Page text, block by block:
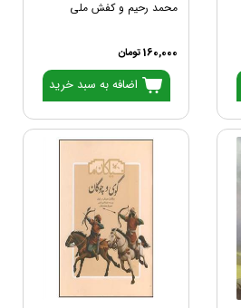
محمد رحیم و کفش ملی
160,000 تومان
اضافه به سبد خرید